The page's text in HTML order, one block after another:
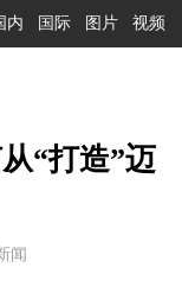
内 国际 图片 视频
“打造”迈
闻